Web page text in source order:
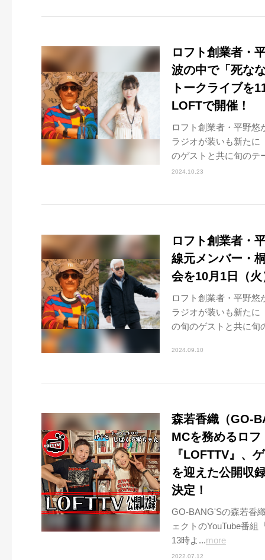
ロフト創業者・
波の中で「死な
トークライブを
LOFTで開催！
ロフト創業者・平野
ラジオが装いも新たに
のゲストと共に旬のテ
2024.10.23
ロフト創業者・
線元メンバー・
会を10月1日（
ロフト創業者・平野
ラジオが装いも新たに
の旬のゲストと共に旬
2024.09.10
森若香織（GO-
MCを務めるロ
『LOFTTV』、
を迎えた公開収
決定！
GO-BANG'Sの森若香
ェクトのYouTube番組
13時よ...more
2022.07.12